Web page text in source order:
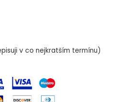
v co nejkratším termínu)